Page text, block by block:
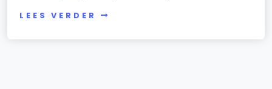
LEES VERDER